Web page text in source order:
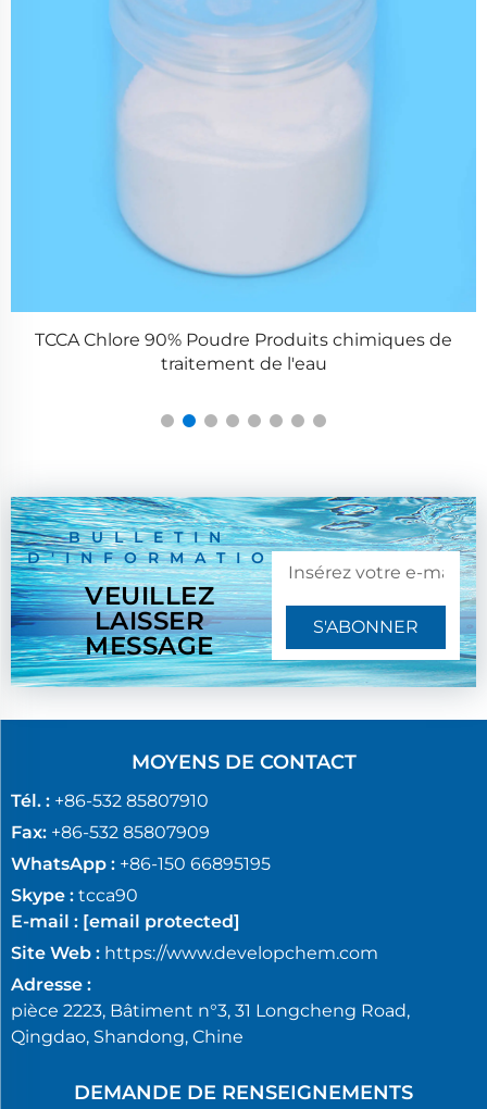
Série ZPS100-10 Grande presse à comprimés rotative
BULLETIN
D'INFORMATION
VEUILLEZ
LAISSER
MESSAGE
S'ABONNER
MOYENS DE CONTACT
Tél. : +86-532 85807910
Fax: +86-532 85807909
WhatsApp : +86-150 66895195
Skype : tcca90
E-mail : [email protected]
Site Web : https://www.developchem.com
Adresse :
pièce 2223, Bâtiment n°3, 31 Longcheng Road,
Qingdao, Shandong, Chine
DEMANDE DE RENSEIGNEMENTS